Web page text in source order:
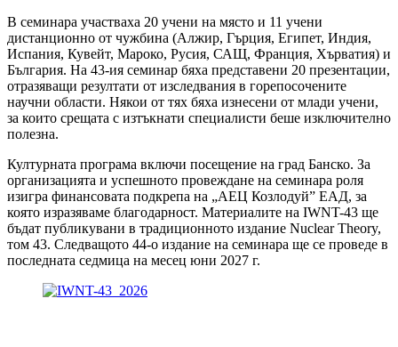
В семинара участваха 20 учени на място и 11 учени
дистанционно от чужбина (Алжир, Гърция, Египет, Индия,
Испания, Кувейт, Мароко, Русия, САЩ, Франция, Хърватия) и
България. На 43-ия семинар бяха представени 20 презентации,
отразяващи резултати от изследвания в горепосочените
научни области. Някои от тях бяха изнесени от млади учени,
за които срещата с изтъкнати специалисти беше изключително
полезна.
Културната програма включи посещение на град Банско. За
организацията и успешното провеждане на семинара роля
изигра финансовата подкрепа на „АЕЦ Козлодуй” ЕАД, за
която изразяваме благодарност. Материалите на IWNT-43 ще
бъдат публикувани в традиционното издание Nuclear Theory,
том 43. Следващото 44-о издание на семинара ще се проведе в
последната седмица на месец юни 2027 г.